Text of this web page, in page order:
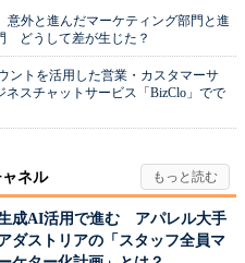
意外と進んだマーケティング部門と進
どうして差が生じた？
ントを活用した営業・カスタマーサ
ネスチャットサービス「BizClo」でで
ネル
成AI活用で進む アパレル大手
ダストリアの「スタッフ全員マ